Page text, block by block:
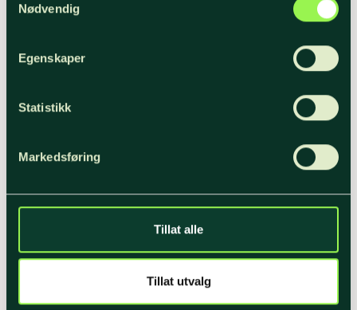
Nødvendig
Egenskaper
Statistikk
Markedsføring
Tillat alle
Tillat utvalg